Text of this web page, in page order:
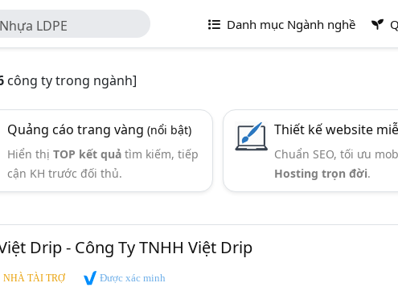
LDPE Danh mục Ngành nghề
công ty trong ngành]
Quảng cáo trang vàng(nổi bật)
Hiển thịTOP kết quả tìm kiếm, tiếp
cận KH trước đối thủ.
Thiết kế website
Chuẩn SEO, tối ưu
Hosting trọn đời.
Drip - Công Ty TNHH Việt Drip
NHÀ TÀI TRỢ Được xác minh